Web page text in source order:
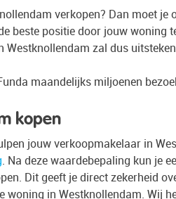
verkopen? Dan moet je
beste positie door jouw woning
Westknollendam zal dus
maandelijks miljoenen
kopen
jouw verkoopmakelaar in
. Na deze waardebepaling kun je
Dit geeft je direct zekerheid
woning in Westknollendam. Wij